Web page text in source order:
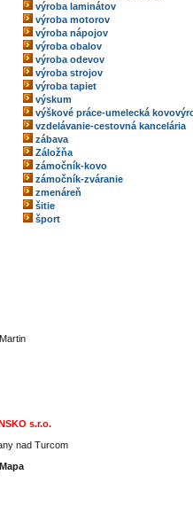
výroba laminátov
výroba motorov
výroba nápojov
výroba obalov
výroba odevov
výroba strojov
výroba tapiet
výskum
výškové práce-umelecká
vzdelávanie-cestovná kancelária
zábava
Záložňa
zámočník-kovo
zámočník-zváranie
zmenáreň
šitie
šport
s.r.o.
nad Turcom
Mapa